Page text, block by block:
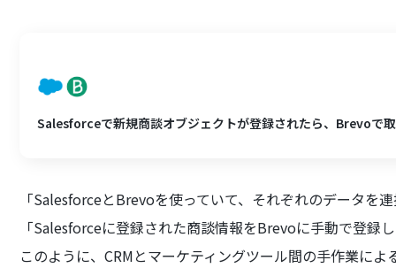
Salesforceで新規商談オブジェクトが登録されたら、Brevoで
「SalesforceとBrevoを使っていて、それぞれのデータを
「Salesforceに登録された商談情報をBrevoに手動で登
このように、CRMとマーケティングツール間の手作業に